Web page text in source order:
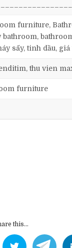
furniture,
bathroom,
sấy, tinh dầu,
thu vien
furniture
this...